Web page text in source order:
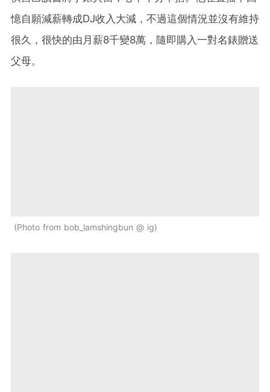
憶自願減薪轉成DJ收入大減，不過這個情況並沒有維持
很久，很快的由月薪8千變8萬，隨即購入一對名錶贈送
父母。
Photo from bob_lamshingbun @ ig